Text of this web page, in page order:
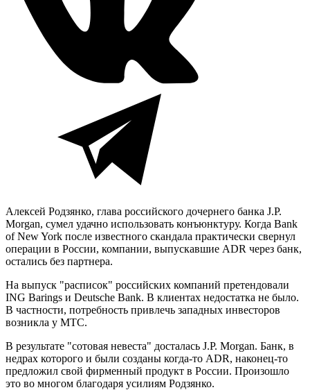
Алексей Родзянко, глава российского дочернего банка J.P.
Morgan, сумел удачно использовать конъюнктуру. Когда Bank
of New York после известного скандала практически свернул
операции в России, компании, выпускавшие ADR через банк,
остались без партнера.
На выпуск "расписок" российских компаний претендовали
ING Barings и Deutsche Bank. В клиентах недостатка не было.
В частности, потребность привлечь западных инвесторов
возникла у МТС.
В результате "сотовая невеста" досталась J.P. Morgan. Банк, в
недрах которого и были созданы когда-то ADR, наконец-то
предложил свой фирменный продукт в России. Произошло
это во многом благодаря усилиям Родзянко.